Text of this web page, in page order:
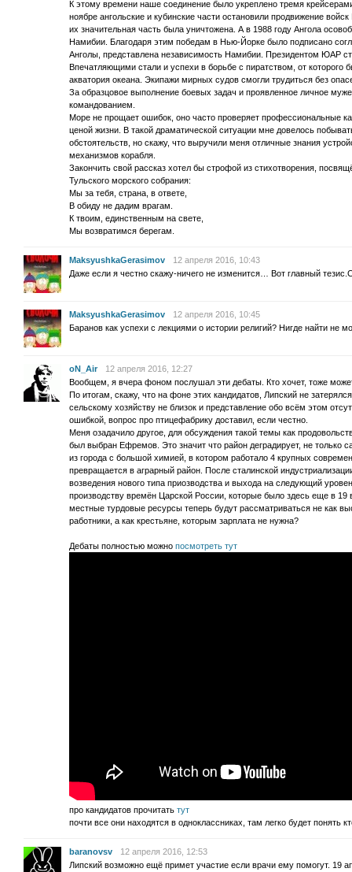
К этому времени наше соединение было укреплено тремя
ноябре ангольские и кубинские части остановили продвижение
их значительная часть была уничтожена. А в 1988 году Ангола
Намибии. Благодаря этим победам в Нью-Йорке было подписано
Анголы, представлена независимость Намибии. Президентом ЮАР
Впечатляющими стали и успехи в борьбе с пиратством, от которого
акватория океана. Экипажи мирных судов смогли трудиться без
За образцовое выполнение боевых задач и проявленное личное
командованием.
Море не прощает ошибок, оно часто проверяет профессиональные
ценой жизни. В такой драматической ситуации мне довелось
обстоятельств, но скажу, что выручили меня отличные знания
механизмов корабля.
Закончить свой рассказ хотел бы строфой из стихотворения,
Тульского морского собрания:
Мы за тебя, страна, в ответе,
В обиду не дадим врагам.
К твоим, единственным на свете,
Мы возвратимся берегам.
MaksyushkaGerasimov
12 апреля 2016, 10:43
Даже если я честно скажу-ничего не изменится… Вот главный
MaksyushkaGerasimov
12 апреля 2016, 10:45
Баранов как успехи с лекциями о истории религий? Нигде найти не
oN_Air
12 апреля 2016, 12:27
Вообщем, я вчера фоном послушал эти дебаты. Кто хочет, тоже
По итогам, скажу, что на фоне этих кандидатов, Липский не
сельскому хозяйству не близок и представление обо всём этом
ошибкой, вопрос про птицефабрику доставил, если честно.
Меня озадачило другое, для обсуждения такой темы как
был выбран Ефремов. Это значит что район деградирует, не только
из города с большой химией, в котором работало 4 крупных
превращается в аграрный район. После сталинской
возведения нового типа приозводства и выхода на следующий
производству времён Царской России, которые было здесь еще в 19
местные турдовые ресурсы теперь будут рассматриваться не как
работники, а как крестьяне, которым зарплата не нужна?
Дебаты полностью можно посмотреть тут
про кандидатов прочитать тут
почти все они находятся в одноклассниках, там легко будет понять
baranovsv
12 апреля 2016, 12:53
Липский возможно ещё примет участие если врачи ему помогут. 19